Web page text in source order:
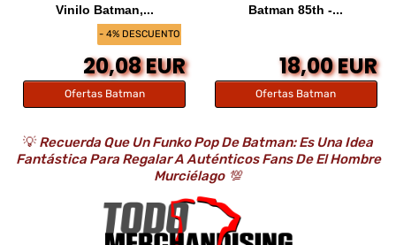
- 4% DESCUENTO
Vinilo Batman,...
20,08 EUR
Ofertas Batman
Batman 85th -...
18,00 EUR
Ofertas Batman
💡 Recuerda Que Un Funko Pop De Batman: Es Una Idea
Fantástica Para Regalar A Auténticos Fans De El Hombre
Murciélago 💯